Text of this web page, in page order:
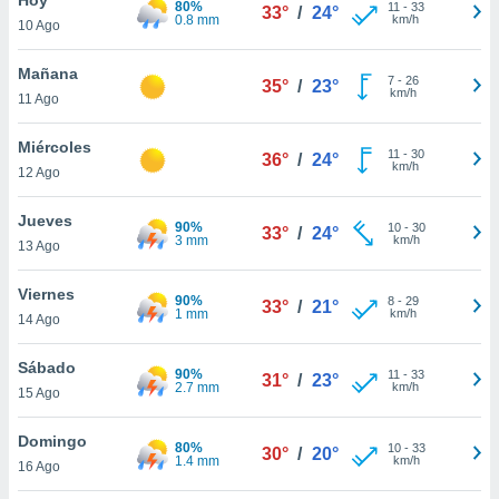
y
en
más
de
cookies
10 Ago
80%
0.8 mm
33° / 24° 11 - 33
km/h
Mañana
11 Ago
35° / 23° 7- 26
km/h
Miércoles
12 Ago
36° / 24° 11 - 30
km/h
Jueves
13 Ago
90%
3 mm
33° / 24° 10- 30
km/h
Viernes
14 Ago
90%
1 mm
33° / 21° 8- 29
km/h
Sábado
15 Ago
90%
2.7 mm
31° / 23° 11 - 33
km/h
Domingo
16 Ago
80%
1.4 mm
30° / 20° 10- 33
km/h